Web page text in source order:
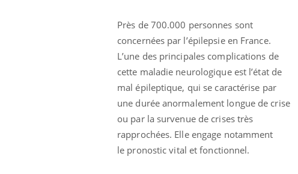
Près de 700.000 personnes sont
concernées par l’épilepsie en France.
L’une des principales complications de
cette maladie neurologique est l’état de
mal épileptique, qui se caractérise par
une durée anormalement longue de crise
ou par la survenue de crises très
rapprochées. Elle engage notamment
le pronostic vital et fonctionnel.